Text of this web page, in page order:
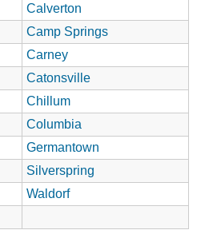
Calverton
Camp Springs
Carney
Catonsville
Chillum
Columbia
Germantown
Silverspring
Waldorf